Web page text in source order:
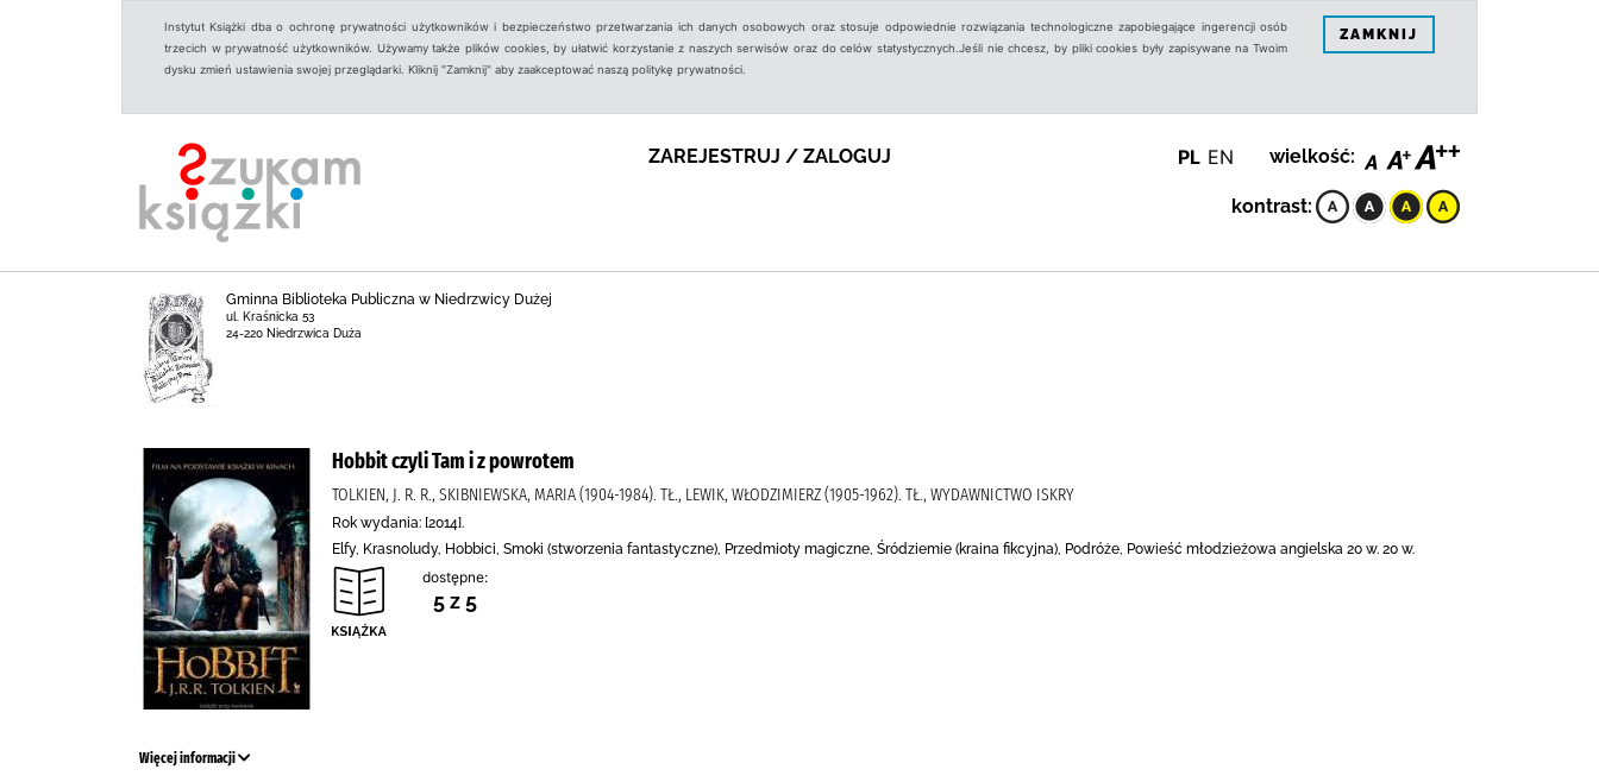
Instytut Książki dba o ochronę prywatności użytkowników i bezpieczeństwo przetwarzania ich danych osobowych oraz stosuje odpowiednie rozwiązania technologiczne zapobiegające ingerencji osób
trzecich w prywatność użytkowników. Używamy także plików cookies, by ułatwić korzystanie z naszych serwisów oraz do celów statystycznych.Jeśli nie chcesz, by pliki cookies były zapisywane na Twoim
dysku zmień ustawienia swojej przeglądarki. Kliknij "Zamknij" aby zaakceptować naszą politykę prywatności.
ZAMKNIJ
ZAREJESTRUJ / ZALOGUJ PL EN wielkość:
kontrast:
Gminna Biblioteka Publiczna w Niedrzwicy Dużej
ul. Kraśnicka 53
24-220 Niedrzwica Duża
Hobbit czyli Tam i z powrotem
TOLKIEN, J. R. R., SKIBNIEWSKA, MARIA (1904-1984). TŁ., LEWIK, WŁODZIMIERZ (1905-1962). TŁ., WYDAWNICTWO ISKRY
Rok wydania: [2014].
Elfy, Krasnoludy, Hobbici, Smoki (stworzenia fantastyczne), Przedmioty magiczne, Śródziemie (kraina fikcyjna), Podróże, Powieść młodzieżowa angielska 20 w. 20 w.
dostępne:
5 z 5
Więcej informacji